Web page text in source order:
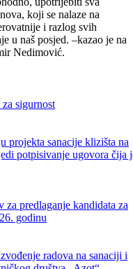
kriteriji za prodaju
zaista neophodno
upotrijebiti sva
koji se nalaze na
u naš posjed. –kazao je na